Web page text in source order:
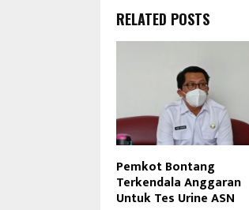
RELATED POSTS
Pemkot Bontang
Terkendala Anggaran
Untuk Tes Urine ASN